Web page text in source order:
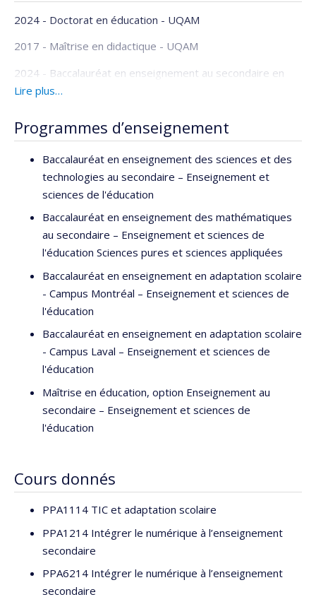
2024 - Doctorat en éducation - UQAM
2017 - Maîtrise en didactique - UQAM
2024 - Baccalauréat en enseignement au secondaire en
sciences et technologie - UQAM
Lire plus…
Programmes d’enseignement
Baccalauréat en enseignement des sciences et des
technologies au secondaire – Enseignement et
sciences de l'éducation
Baccalauréat en enseignement des mathématiques
au secondaire – Enseignement et sciences de
l'éducation Sciences pures et sciences appliquées
Baccalauréat en enseignement en adaptation scolaire
- Campus Montréal – Enseignement et sciences de
l'éducation
Baccalauréat en enseignement en adaptation scolaire
- Campus Laval – Enseignement et sciences de
l'éducation
Maîtrise en éducation, option Enseignement au
secondaire – Enseignement et sciences de
l'éducation
Cours donnés
PPA1114 TIC et adaptation scolaire
PPA1214 Intégrer le numérique à l’enseignement
secondaire
PPA6214 Intégrer le numérique à l’enseignement
secondaire